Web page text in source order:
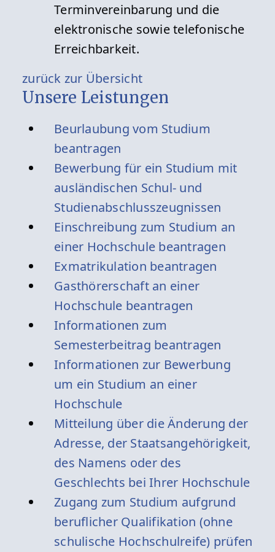
Terminvereinbarung und die
elektronische sowie telefonische
Erreichbarkeit.
zurück zur Übersicht
Unsere Leistungen
Beurlaubung vom Studium
beantragen
Bewerbung für ein Studium mit
ausländischen Schul- und
Studienabschlusszeugnissen
Einschreibung zum Studium an
einer Hochschule beantragen
Exmatrikulation beantragen
Gasthörerschaft an einer
Hochschule beantragen
Informationen zum
Semesterbeitrag beantragen
Informationen zur Bewerbung
um ein Studium an einer
Hochschule
Mitteilung über die Änderung der
Adresse, der Staatsangehörigkeit,
des Namens oder des
Geschlechts bei Ihrer Hochschule
Zugang zum Studium aufgrund
beruflicher Qualifikation (ohne
schulische Hochschulreife) prüfen